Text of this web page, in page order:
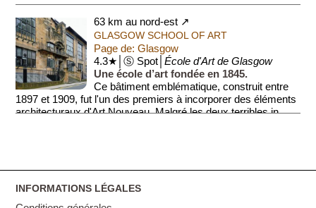
63 km au nord-est ↗
GLASGOW SCHOOL OF ART
Page de: Glasgow
4.3★│Ⓢ Spot│École d'Art de Glasgow
Une école d’art fondée en 1845.
Ce bâtiment emblématique, construit entre
1897 et 1909, fut l'un des premiers à incorporer des éléments
architecturaux d'Art Nouveau. Malgré les deux terribles in...
INFORMATIONS LÉGALES